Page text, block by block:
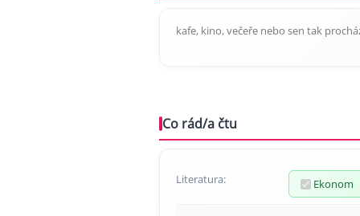
kafe, kino, večeře nebo sen tak
Co rád/a čtu
Literatura: Ekonom